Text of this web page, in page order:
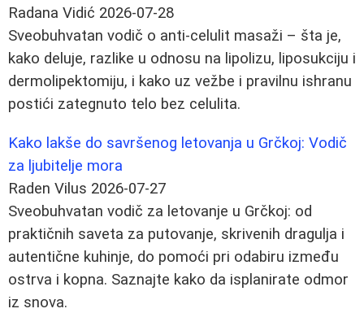
Radana Vidić 2026-07-28
Sveobuhvatan vodič o anti-celulit masaži – šta je,
kako deluje, razlike u odnosu na lipolizu, liposukciju i
dermolipektomiju, i kako uz vežbe i pravilnu ishranu
postići zategnuto telo bez celulita.
Kako lakše do savršenog letovanja u Grčkoj: Vodič
za ljubitelje mora
Raden Vilus 2026-07-27
Sveobuhvatan vodič za letovanje u Grčkoj: od
praktičnih saveta za putovanje, skrivenih dragulja i
autentične kuhinje, do pomoći pri odabiru između
ostrva i kopna. Saznajte kako da isplanirate odmor
iz snova.